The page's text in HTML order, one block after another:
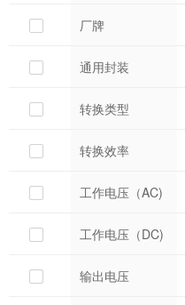
厂牌
通用封装
转换类型
转换效率
工作电压（AC)
工作电压（DC)
输出电压